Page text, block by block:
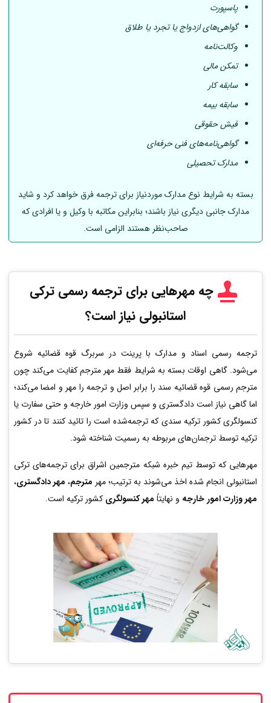
پاسپورت
گواهی‌های ازدواج یا تجرد یا طلاق
وکالت‌نامه
تمکن مالی
سابقه کار
سابقه بیمه
فیش حقوقی
گواهی‌نامه‌های فنی حرفه‌ای
مدارک تحصیلی
بسته به شرایط نوع مدارک موردنیاز برای ترجمه فرق خواهد کرد و شاید
مدارک جانبی دیگری نیاز باشند؛ بنابراین مکاتبه با وکیل و یا افرادی که
صاحب‌نظر هستند الزامی است.
چه مهرهایی برای ترجمه رسمی ترکی
استانبولی نیاز است؟
ترجمه رسمی اسناد و مدارک با پرینت در سربرگ قوه قضائیه شروع
می‌شود. گاهی اوقات بسته به شرایط فقط مهر مترجم کفایت می‌کند چون
مترجم رسمی قوه قضائیه سند را برابر اصل و ترجمه را مهر و امضا می‌کند؛
اما گاهی نیاز است دادگستری و سپس وزارت امور خارجه و حتی سفارت یا
کنسولگری کشور ترکیه سندی که ترجمه‌شده است را تائید کنند تا در کشور
ترکیه توسط ترجمان‌های مربوطه به رسمیت شناخته شود.
مهرهایی که توسط تیم خبره شبکه مترجمین اشراق برای ترجمه‌های ترکی
استانبولی انجام شده اخذ می‌شوند به ترتیب؛ مهر مترجم، مهر دادگستری،
مهر وزارت امور خارجه و نهایتاً مهر کنسولگری کشور ترکیه است.